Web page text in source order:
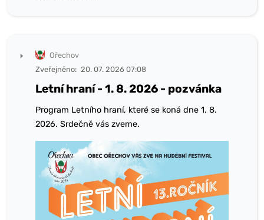
Ořechov
Zveřejněno: 20. 07. 2026 07:08
Letní hraní - 1. 8. 2026 - pozvánka
Program Letního hraní, které se koná dne 1. 8.
2026. Srdečně vás zveme.